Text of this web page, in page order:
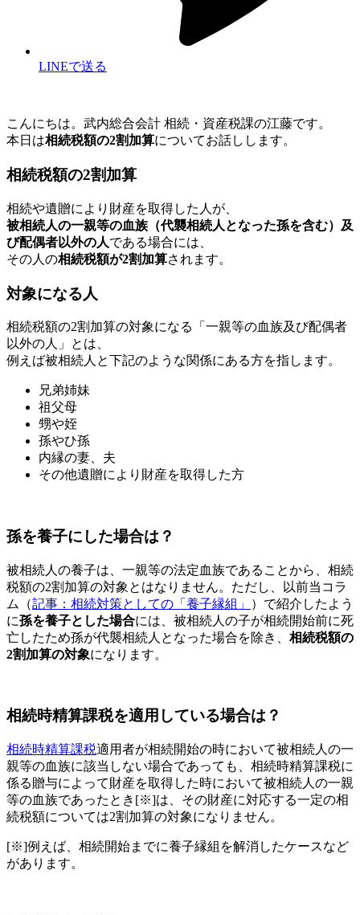
LINEで送る
こんにちは。武内総合会計 相続・資産税課の江藤です。
本日は相続税額の2割加算についてお話しします。
相続税額の2割加算
相続や遺贈により財産を取得した人が、
被相続人の一親等の血族（代襲相続人となった孫を含む）及
び配偶者以外の人である場合には、
その人の相続税額が2割加算されます。
対象になる人
相続税額の2割加算の対象になる「一親等の血族及び配偶者
以外の人」とは、
例えば被相続人と下記のような関係にある方を指します。
兄弟姉妹
祖父母
甥や姪
孫やひ孫
内縁の妻、夫
その他遺贈により財産を取得した方
孫を養子にした場合は？
被相続人の養子は、一親等の法定血族であることから、相続
税額の2割加算の対象とはなりません。ただし、以前当コラ
ム（記事：相続対策としての「養子縁組」
）で紹介したよう
に孫を養子とした場合には、被相続人の子が相続開始前に死
亡したため孫が代襲相続人となった場合を除き、 相続税額の
2割加算の対象になります。
相続時精算課税を適用している場合は？
相続時精算課税適用者が相続開始の時において被相続人の一
親等の血族に該当しない場合であっても、相続時精算課税に
係る贈与によって財産を取得した時において被相続人の一親
等の血族であったとき[※]は、その財産に対応する一定の相
続税額については2割加算の対象になりません。
[※]例えば、相続開始までに養子縁組を解消したケースなど
があります。